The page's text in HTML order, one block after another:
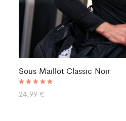
Sous Maillot Classic Noir
Note
5.00
24,99 €